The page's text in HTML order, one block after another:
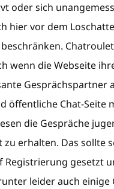
oder sich
hier vor dem
wenn die Webseite
Gesprächspartner
öffentliche Chat-
die Gespräche
erhalten. Das
gesetzt
leider auch